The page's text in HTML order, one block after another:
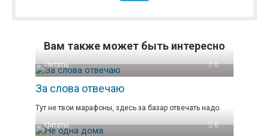
Вам также может быть интересно
Цитаты 0
За слова отвечаю
Тут не твои марафоны, здесь за базар отвечать надо.
Цитаты 0